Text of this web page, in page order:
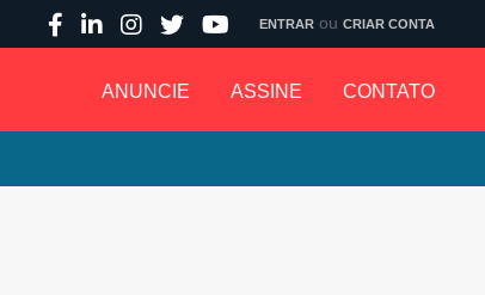
ANUNCIE ASSINE CONTATO
ENTRAR ou CRIAR CONTA